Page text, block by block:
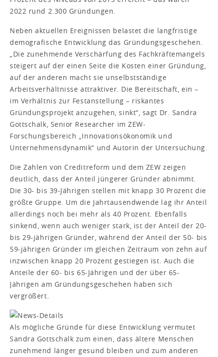
2022 rund 2.300 Gründungen.
Neben aktuellen Ereignissen belastet die langfristige
demografische Entwicklung das Gründungsgeschehen.
„Die zunehmende Verschärfung des Fachkräftemangels
steigert auf der einen Seite die Kosten einer Gründung,
auf der anderen macht sie unselbstständige
Arbeitsverhältnisse attraktiver. Die Bereitschaft, ein –
im Verhältnis zur Festanstellung – riskantes
Gründungsprojekt anzugehen, sinkt“, sagt Dr. Sandra
Gottschalk, Senior Researcher im ZEW-
Forschungsbereich „Innovationsökonomik und
Unternehmensdynamik“ und Autorin der Untersuchung.
Die Zahlen von Creditreform und dem ZEW zeigen
deutlich, dass der Anteil jüngerer Gründer abnimmt.
Die 30- bis 39-Jährigen stellen mit knapp 30 Prozent die
größte Gruppe. Um die Jahrtausendwende lag ihr Anteil
allerdings noch bei mehr als 40 Prozent. Ebenfalls
sinkend, wenn auch weniger stark, ist der Anteil der 20-
bis 29-jährigen Gründer, während der Anteil der 50- bis
59-jährigen Gründer im gleichen Zeitraum von zehn auf
inzwischen knapp 20 Prozent gestiegen ist. Auch die
Anteile der 60- bis 65-Jährigen und der über 65-
Jährigen am Gründungsgeschehen haben sich
vergrößert.
Als mögliche Gründe für diese Entwicklung vermutet
Sandra Gottschalk zum einen, dass ältere Menschen
zunehmend länger gesund bleiben und zum anderen